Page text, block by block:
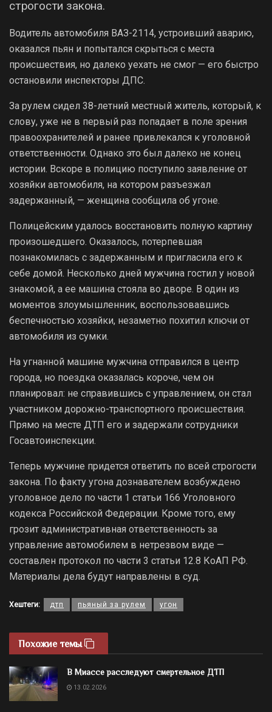
строгости закона.
Водитель автомобиля ВАЗ-2114, устроивший аварию,
оказался пьян и попытался скрыться с места
происшествия, но далеко уехать не смог — его быстро
остановили инспекторы ДПС.
За рулем сидел 38-летний местный житель, который, к
слову, уже не в первый раз попадает в поле зрения
правоохранителей и ранее привлекался к уголовной
ответственности. Однако это был далеко не конец
истории. Вскоре в полицию поступило заявление от
хозяйки автомобиля, на котором разъезжал
задержанный, — женщина сообщила об угоне.
Полицейским удалось восстановить полную картину
произошедшего. Оказалось, потерпевшая
познакомилась с задержанным и пригласила его к
себе домой. Несколько дней мужчина гостил у новой
знакомой, а ее машина стояла во дворе. В один из
моментов злоумышленник, воспользовавшись
беспечностью хозяйки, незаметно похитил ключи от
автомобиля из сумки.
На угнанной машине мужчина отправился в центр
города, но поездка оказалась короче, чем он
планировал: не справившись с управлением, он стал
участником дорожно-транспортного происшествия.
Прямо на месте ДТП его и задержали сотрудники
Госавтоинспекции.
Теперь мужчине придется ответить по всей строгости
закона. По факту угона дознавателем возбуждено
уголовное дело по части 1 статьи 166 Уголовного
кодекса Российской Федерации. Кроме того, ему
грозит административная ответственность за
управление автомобилем в нетрезвом виде —
составлен протокол по части 3 статьи 12.8 КоАП РФ.
Материалы дела будут направлены в суд.
Хештеги: дтп пьяный за рулем угон
Похожие темы
В Миассе расследуют смертельное ДТП
13.02.2026